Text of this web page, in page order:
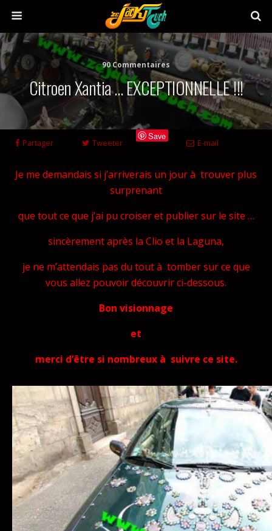
90 Commentaires
Citroen Xantia … EXCEPTIONNELLE !!!
Partager Tweeter
Save
E-mail
Je me demandais si j’arriverais un jour à trouver plus
surprenant
que tout ce que j’ai pu croiser et publier sur le site …
sincèrement après la Clio et la Laguna,
je ne m’attendais pas du tout à tomber sur ce que
vous allez pouvoir découvrir ci-dessous.
Bon visionnage
et
merci d’être si nombreux à suivre ce site.